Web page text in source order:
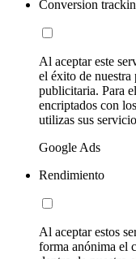
Conversion
Al aceptar este
el éxito de
publicitaria. Para
encriptados con
utilizas sus
Google Ads
Rendimiento
Al aceptar estos
forma anónima el